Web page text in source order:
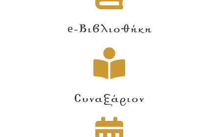
e-Βιβλιοθήκη
Συναξάριον